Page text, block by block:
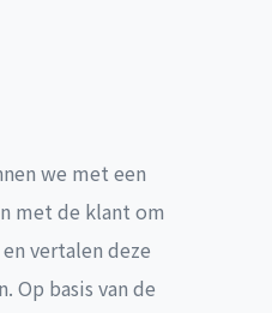
we met een
met de klant om
vertalen deze
Op basis van de